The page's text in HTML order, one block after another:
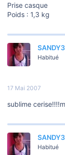
Prise casque
Poids : 1,3 kg
Habitué
17 Mai 2007
sublime
Habitué